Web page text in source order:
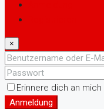
×
Erinnere dich an mich
Anmeldung